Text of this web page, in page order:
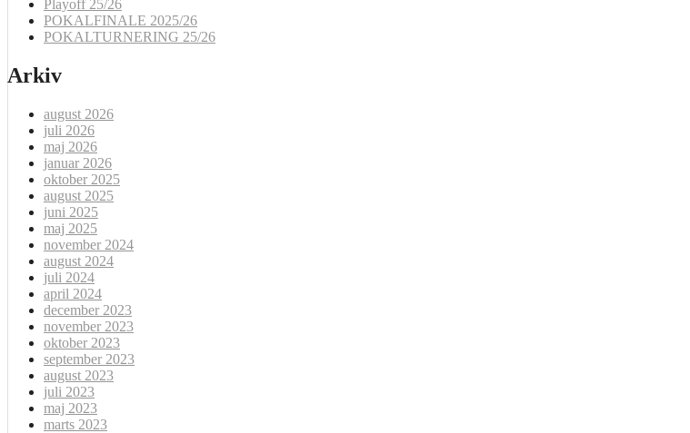
Playoff 25/26
POKALFINALE 2025/26
POKALTURNERING 25/26
Arkiv
august 2026
juli 2026
maj 2026
januar 2026
oktober 2025
august 2025
juni 2025
maj 2025
november 2024
august 2024
juli 2024
april 2024
december 2023
november 2023
oktober 2023
september 2023
august 2023
juli 2023
maj 2023
marts 2023